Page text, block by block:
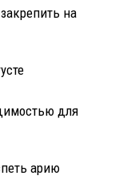
на
для
арию